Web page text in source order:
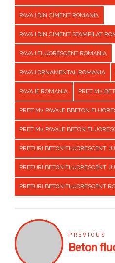
PAVAJ DIN CIMENT ROMANIA
PAVAJ DIN CIMENT STAMPILAT
PAVAJ FLUORESCENT ROMANIA
PAVAJ ORNAMENTAL ROMANIA
PAVAJE ROMANIA PRET M2
PRET M2 PAVAJE BBETON
PRET M2 PAVAJE BETON
PRETURI BETON FLUORESCENT
PRETURI BETON FLUORESCENT
PRETURI BETON FLUORESCENT
PREVIOUS
Beton